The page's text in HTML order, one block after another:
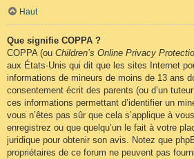
Haut
Que signifie COPPA ?
COPPA (ou Children’s Online Privacy
aux États-Unis qui dit que les sites Internet
informations de mineurs de moins de 13 ans
consentement écrit des parents (ou d’un
ces informations permettant d’identifier un
vous n’êtes pas sûr que cela s’applique à
enregistrez ou que quelqu’un le fait à votre
juridique pour obtenir son avis. Notez que
propriétaires de ce forum ne peuvent pas